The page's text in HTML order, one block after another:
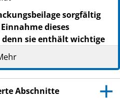
sorgfältig
dieses
sie enthält wichtige
immer genau wie in
bzw. genau nach
Apothekers ein.
Abschnitte